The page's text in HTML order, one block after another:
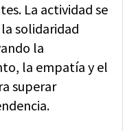
La actividad se
solidaridad
la
la empatía y el
superar